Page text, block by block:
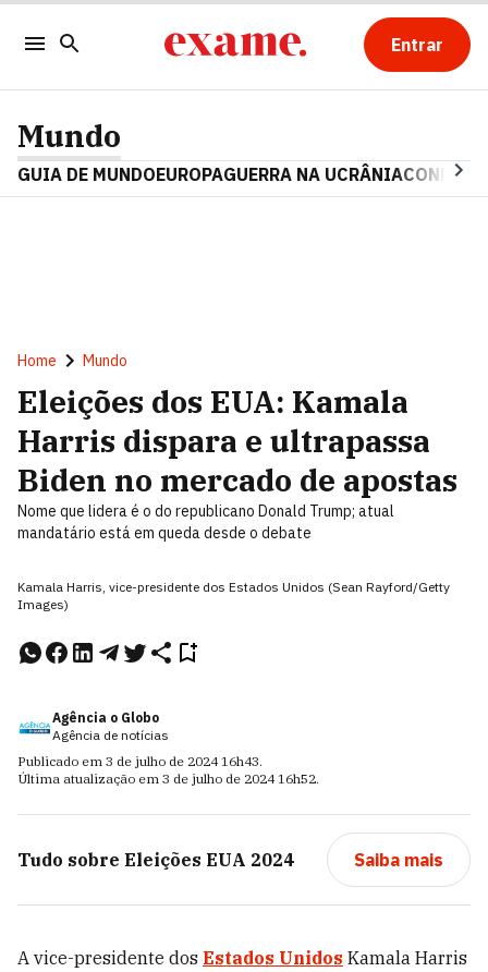
Entrar
Mundo
GUIA DE MUNDOEUROPAGUERRA NA UCRÂNIA
Home Mundo
Eleições dos EUA: Kamala
Harris dispara e ultrapassa
Biden no mercado de apostas
Nome que lidera é o do republicano Donald Trump; atual
mandatário está em queda desde o debate
Kamala Harris, vice-presidente dos Estados Unidos (Sean Rayford/Getty
Images)
Agência o Globo
Agência de notícias
Publicado em 3 de julho de 2024 16h43.
Última atualização em 3 de julho de 2024 16h52.
Tudo sobre Eleições EUA 2024 Saiba mais
A vice-presidente dos Estados Unidos Kamala Harris